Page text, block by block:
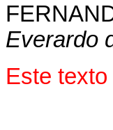
Everardo
Este